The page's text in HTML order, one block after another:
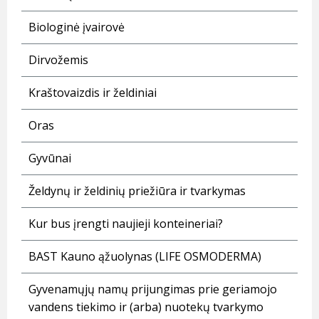
Biologinė įvairovė
Dirvožemis
Kraštovaizdis ir želdiniai
Oras
Gyvūnai
Želdynų ir želdinių priežiūra ir tvarkymas
Kur bus įrengti naujieji konteineriai?
BAST Kauno ąžuolynas (LIFE OSMODERMA)
Gyvenamųjų namų prijungimas prie geriamojo
vandens tiekimo ir (arba) nuotekų tvarkymo